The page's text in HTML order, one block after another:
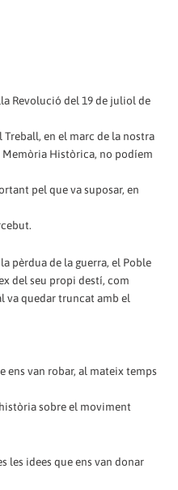
Revolució del 19 de juliol de
Treball, en el marc de la nostra
Històrica, no podíem
pel que va suposar, en
pèrdua de la guerra, el Poble
del seu propi destí, com
va quedar truncat amb el
ens van robar, al mateix temps
sobre el moviment
les idees que ens van donar